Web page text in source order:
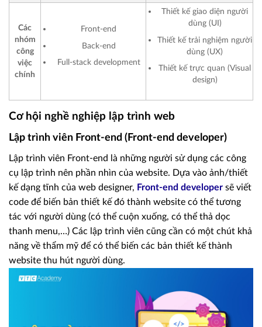
Các
nhóm
công
việc
chính
Front-end
Back-end
Full-stack development
Thiết kế giao diện người
dùng (UI)
Thiết kế trải nghiệm người
dùng (UX)
Thiết kế trực quan (Visual
design)
Cơ hội nghề nghiệp lập trình web
Lập trình viên Front-end (Front-end developer)
Lập trình viên Front-end là những người sử dụng các công
cụ lập trình nên phần nhìn của website. Dựa vào ảnh/thiết
kế dạng tĩnh của web designer, Front-end developer sẽ viết
code để biến bản thiết kế đó thành website có thể tương
tác với người dùng (có thể cuộn xuống, có thể thả dọc
thanh menu,…) Các lập trình viên cũng cần có một chút khả
năng về thẩm mỹ để có thể biến các bản thiết kế thành
website thu hút người dùng.